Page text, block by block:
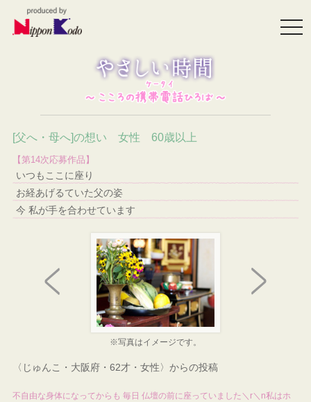
[父へ・母へ]の想い 女性 60歳以上
【第14次応募作品】
いつもここに座り
お経あげるていた父の姿
今 私が手を合わせています
※写真はイメージです。
〈じゅんこ・大阪府・62才・女性〉からの投稿
不自由な身体になってからも 毎日 仏壇の前に座っていました＼r＼n私はホ